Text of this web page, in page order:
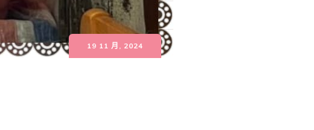
19 11 月, 2024